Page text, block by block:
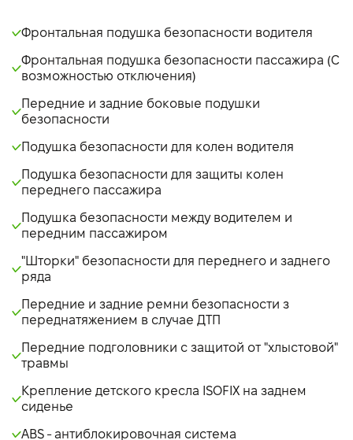
Фронтальная подушка безопасности водителя
Фронтальная подушка безопасности пассажира (С
возможностью отключения)
Передние и задние боковые подушки
безопасности
Подушка безопасности для колен водителя
Подушка безопасности для защиты колен
переднего пассажира
Подушка безопасности между водителем и
передним пассажиром
"Шторки" безопасности для переднего и заднего
ряда
Передние и задние ремни безопасности з
переднатяжением в случае ДТП
Передние подголовники с защитой от "хлыстовой"
травмы
Крепление детского кресла ISOFIX на заднем
сиденье
ABS - антиблокировочная система